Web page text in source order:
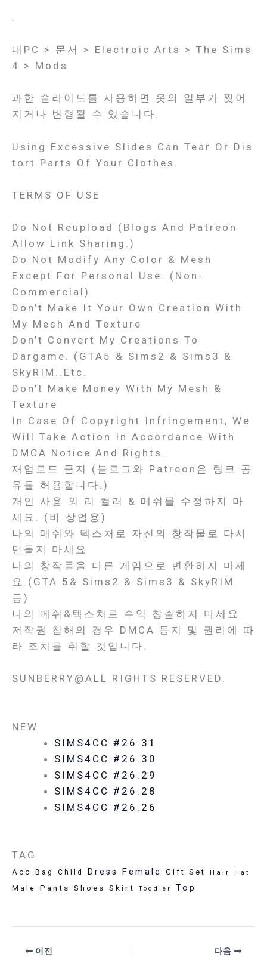
.
내PC > 문서 > Electroic Arts > The Sims
4 > Mods
과한 슬라이드를 사용하면 옷의 일부가 찢어
지거나 변형될 수 있습니다.
Using Excessive Slides Can Tear Or Dis
Tort Parts Of Your Clothes.
TERMS OF USE
Do Not Reupload (Blogs And Patreon
Allow Link Sharing.)
Do Not Modify Any Color & Mesh
Except For Personal Use. (Non-
Commercial)
Don’t Make It Your Own Creation With
My Mesh And Texture
Don’t Convert My Creations To
Dargame. (GTA5 & Sims2 & Sims3 &
SkyRIM..etc.
Don’t Make Money With My Mesh &
Texture
In Case Of Copyright Infringement, We
Will Take Action In Accordance With
DMCA Notice And Rights.
재업로드 금지 (블로그와 Patreon은 링크 공
유를 허용합니다.)
개인 사용 외 리 컬러 & 메쉬를 수정하지 마
세요. (비 상업용)
나의 메쉬와 텍스처로 자신의 창작물로 다시
만들지 마세요
나의 창작물을 다른 게임으로 변환하지 마세
요.(GTA 5& Sims2 & Sims3 & SkyRIM.
등)
나의 메쉬&텍스처로 수익 창출하지 마세요
저작권 침해의 경우 DMCA 동지 및 권리에 따
라 조치를 취할 것입니다.
SUNBERRY@ALL RIGHTS RESERVED.
NEW
SIMS4CC #26.31
SIMS4CC #26.30
SIMS4CC #26.29
SIMS4CC #26.28
SIMS4CC #26.26
TAG
Acc Bag Child Dress Female Gift Set Hair Hat
Male Pants Shoes Skirt Toddler Top
이전 다음